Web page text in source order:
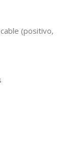
(positivo,